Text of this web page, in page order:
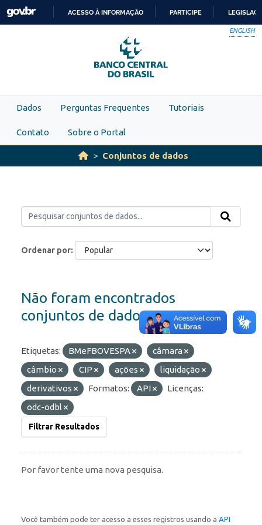
Skip to main content
PARA
O
CONTEÚDO
ACESSO À INFORMAÇÃO PARTICIPE
ENGLISH
Dados Perguntas Frequentes Tutoriais
Contato Sobre o Portal
Conjuntos de dados
Ordenar por
Não foram encontrados
conjuntos de dados
Etiquetas: BMeFBOVESPA
câmara
câmbio
CIP ações
liquidação
derivativos
Formatos: API
Licenças:
odc-odbl
Filtrar Resultados
Por favor tente uma nova pesquisa.
Você também pode ter acesso a esses registros usando a API